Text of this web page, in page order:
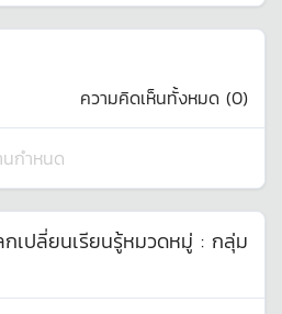
ความคิดเห็นทั้งหมด (0)
นกำหนด
เปลี่ยนเรียนรู้หมวดหมู่ : กลุ่ม